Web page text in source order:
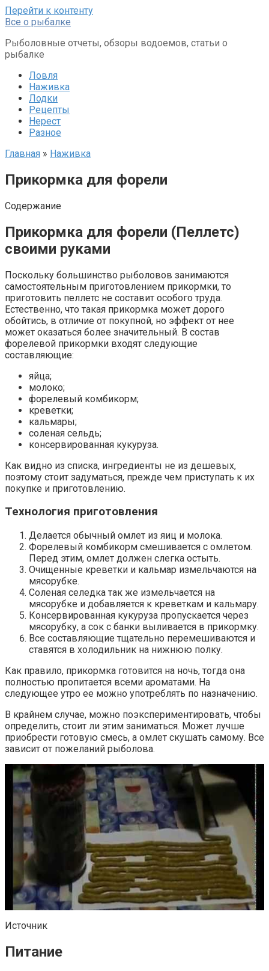
Перейти к контенту
Все о рыбалке
Рыболовные отчеты, обзоры водоемов, статьи о
рыбалке
Ловля
Наживка
Лодки
Рецепты
Нерест
Разное
Главная » Наживка
Прикормка для форели
Содержание
Прикормка для форели (Пеллетс)
своими руками
Поскольку большинство рыболовов занимаются
самостоятельным приготовлением прикормки, то
приготовить пеллетс не составит особого труда.
Естественно, что такая прикормка может дорого
обойтись, в отличие от покупной, но эффект от нее
может оказаться более значительный. В состав
форелевой прикормки входят следующие
составляющие:
яйца;
молоко;
форелевый комбикорм;
креветки;
кальмары;
соленая сельдь;
консервированная кукуруза.
Как видно из списка, ингредиенты не из дешевых,
поэтому стоит задуматься, прежде чем приступать к их
покупке и приготовлению.
Технология приготовления
Делается обычный омлет из яиц и молока.
Форелевый комбикорм смешивается с омлетом.
Перед этим, омлет должен слегка остыть.
Очищенные креветки и кальмар измельчаются на
мясорубке.
Соленая селедка так же измельчается на
мясорубке и добавляется к креветкам и кальмару.
Консервированная кукуруза пропускается через
мясорубку, а сок с банки выливается в прикормку.
Все составляющие тщательно перемешиваются и
ставятся в холодильник на нижнюю полку.
Как правило, прикормка готовится на ночь, тогда она
полностью пропитается всеми ароматами. На
следующее утро ее можно употреблять по назначению.
В крайнем случае, можно поэкспериментировать, чтобы
определить, стоит ли этим заниматься. Может лучше
приобрести готовую смесь, а омлет скушать самому. Все
зависит от пожеланий рыболова.
Источник
Питание